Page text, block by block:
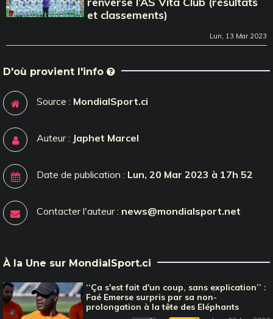
et classements)
Lun, 13 Mar 2023
D'où provient l'info
Source : MondialSport.ci
Auteur : Japhet Marcel
Date de publication : Lun, 20 Mar 2023 à 17h 52
Contacter l'auteur : news@mondialsport.net
À la Une sur MondialSport.ci
‘‘Ça s'est fait d'un coup, sans explication’’ :
Faé Emerse surpris par sa non-
prolongation à la tête des Eléphants